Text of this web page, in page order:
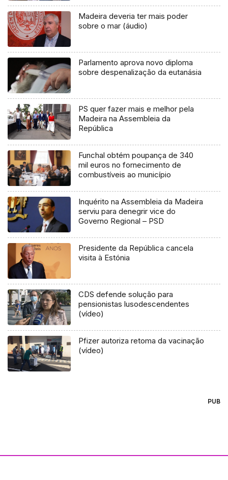
Madeira deveria ter mais poder
sobre o mar (áudio)
Parlamento aprova novo diploma
sobre despenalização da eutanásia
PS quer fazer mais e melhor pela
Madeira na Assembleia da
República
Funchal obtém poupança de 340
mil euros no fornecimento de
combustíveis ao município
Inquérito na Assembleia da Madeira
serviu para denegrir vice do
Governo Regional – PSD
Presidente da República cancela
visita à Estónia
CDS defende solução para
pensionistas lusodescendentes
(vídeo)
Pfizer autoriza retoma da vacinação
(vídeo)
PUB